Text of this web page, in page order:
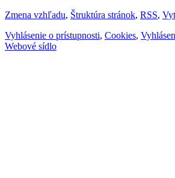
Zmena vzhľadu, Štruktúra stránok, RSS,
Vyhlásenie o prístupnosti, Cookies,
Webové sídlo